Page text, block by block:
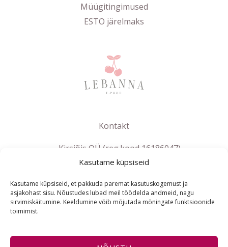
Kasutame küpsiseid
Kasutame küpsiseid, et pakkuda paremat kasutuskogemust ja
asjakohast sisu. Nõustudes lubad meil töödelda andmeid, nagu
sirvimiskäitumine. Keeldumine võib mõjutada mõningate funktsioonide
toimimist.
Kontakt
Kirsiõis OÜ (reg.kood 16186047)
info@lebanna.ee
KMKR EE102658392
Müügitingimused
ESTO järelmaks
ET